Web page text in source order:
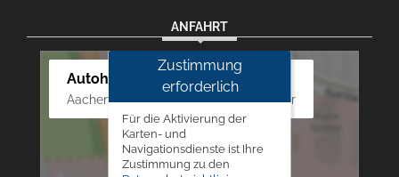
ANFAHRT
Autohaus Westphal
Aachener Str. 84 - 88, 52249 Eschweiler
Zustimmung
erforderlich
Für die Aktivierung der
Karten- und
Navigationsdienste ist Ihre
Zustimmung zu den